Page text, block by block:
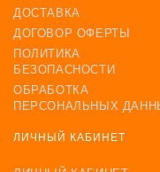
ДОСТАВКА
ДОГОВОР ОФЕРТЫ
ПОЛИТИКА
БЕЗОПАСНОСТИ
ОБРАБОТКА
ПЕРСОНАЛЬНЫХ
ЛИЧНЫЙ КАБИНЕТ